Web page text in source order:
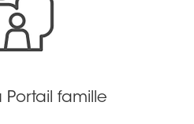
famille